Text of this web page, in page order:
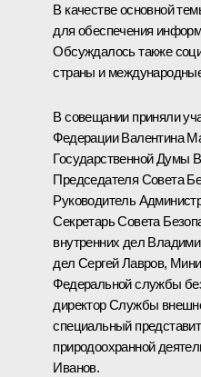
В качестве основной
для обеспечения
Обсуждалось также
страны и
В совещании приняли
ФедерацииВалентина
Государственной Думы
Председателя Совета
Руководитель
Секретарь Совета
внутренних дел
дел Сергей Лавров,
Федеральной службы
директор Службы
специальный
природоохранной
Иванов.